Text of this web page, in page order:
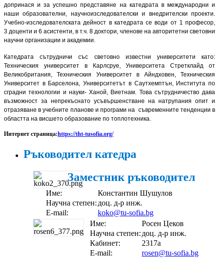
допринася и за успешно представяне на катедрата в международни и
наши образователни, научноизследователски и внедрителски проекти.
Учебно-изследователската дейност в катедрата се води от 1 професор,
3 доценти и 6 асистенти, в т.ч. 8 доктори, членове на авторитетни световни
научни организации и академии.
Катедрата сътрудничи със световно известни университети като:
Техническия университет в Карлсруе, Университета Стретклайд от
Великобритания, Техническия Университет в Айндховен, Техническия
Университет в Барселона, Университетът в Саутхемптън, Института по
сградни технологии и науки- Ханой, Виетнам. Това сътрудничество дава
възможност за непрекъснато усъвършенстване на натрупания опит и
отразяване в учебните планове и програми на съвременните тенденции в
областта на висшето образование по топлотехника.
Интернет страница:https://tht-tusofia.org/
Ръководител катедра
Име:
Константин Шушулов
Научна степен: доц. д-р инж.
E-mail:
koko@tu-sofia.bg
Заместник ръководител
Име:
Росен Цеков
Научна степен: доц. д-р инж.
Кабинет:
2317а
E-mail:
rosen@tu-sofia.bg